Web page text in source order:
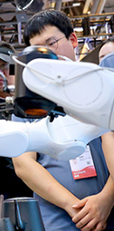
文化體育 冰雪道
文化 旅游
廠 智敬中國
總台企業白名單